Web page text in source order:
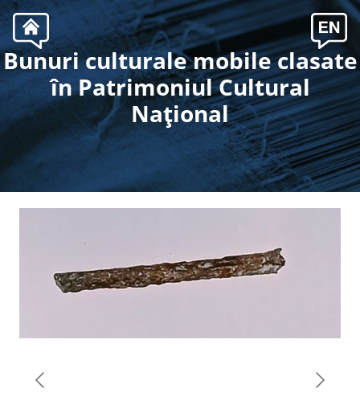
.
Bunuri culturale mobile clasate
în Patrimoniul Cultural
Naţional